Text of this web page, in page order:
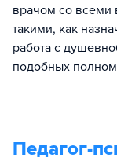
врачом со
такими, как
работа с
подобных
Педагог-